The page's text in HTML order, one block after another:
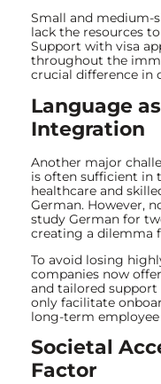
Small and medium-
lack the resources
Support with visa
throughout the
crucial difference in
Language
Integration
Another major
is often sufficient in
healthcare and
German. However,
study German for
creating a dilemma
To avoid losing
companies now
and tailored support
only facilitate
long-term
Societal
Factor